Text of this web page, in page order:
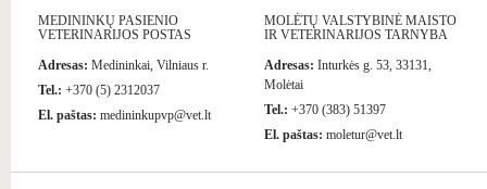
MEDININKŲ PASIENIO
VETERINARIJOS POSTAS
Adresas: Medininkai, Vilniaus r.
Tel.: +370 (5) 2312037
El. paštas: medininkupvp@vet.lt
MOLĖTŲ VALSTYBINĖ MAISTO
IR VETERINARIJOS TARNYBA
Adresas: Inturkės g. 53, 33131,
Molėtai
Tel.: +370 (383) 51397
El. paštas: moletur@vet.lt